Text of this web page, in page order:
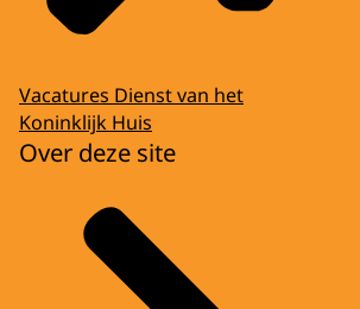
Vacatures Dienst van het
Koninklijk Huis
Over deze site